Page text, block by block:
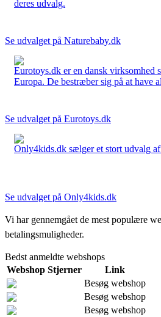
deres udvalg.
Se udvalget på Naturebaby.dk
Eurotoys.dk er en dansk virksomhed
Europa. De bestræber sig på at have
Se udvalget på Eurotoys.dk
Only4kids.dk sælger et stort udvalg
Se udvalget på Only4kids.dk
Vi har gennemgået de mest populære
betalingsmuligheder.
Bedst anmeldte webshops
Webshop Stjerner
Link
Besøg webshop
Besøg webshop
Besøg webshop